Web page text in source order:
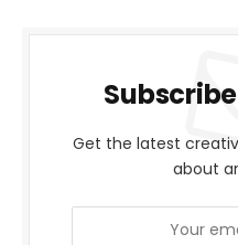
Get the latest
about